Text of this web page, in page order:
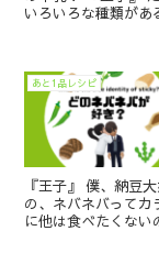
いろいろな種類があるよ？ 『私。』 あー。確かに！
あと1品レシピ
『王子』 僕、納豆
の、ネバネバってカラダ良いの？ 『私。
に他は食べたくな